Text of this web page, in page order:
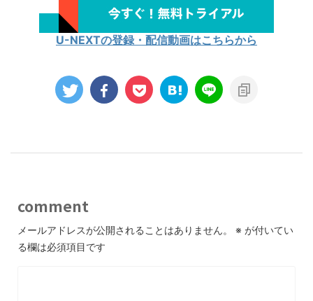
U-NEXTの登録・配信動画はこちらから
comment
メールアドレスが公開されることはありません。 ※ が付いてい
る欄は必須項目です